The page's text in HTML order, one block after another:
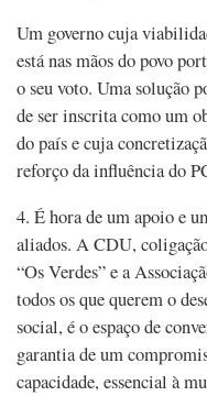
Um governo cuja
está nas mãos do povo
o seu voto. Uma solução
de ser inscrita como um
do país e cuja
reforço da influência do
4. É hora de um apoio e
aliados. A CDU,
“Os Verdes” e a
todos os que querem o
social, é o espaço de
garantia de um
capacidade, essencial à